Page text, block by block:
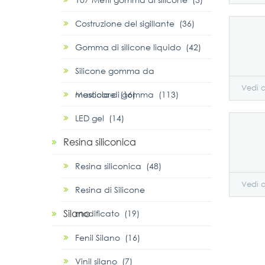
Vedi
Vedi
Costruzione del sigillante (36)
Gomma di silicone liquido (42)
Silicone gomma da
masticare (16)
Mescola di gomma (113)
LED gel (14)
Resina siliconica
Resina siliconica (48)
Resina di Silicone
modificato (19)
Silano
Fenil Silano (16)
Vinil silano (7)